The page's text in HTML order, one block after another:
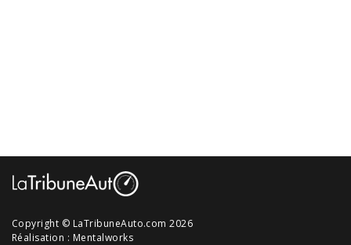
Copyright © LaTribuneAuto.com 2026
Réalisation : Mentalworks